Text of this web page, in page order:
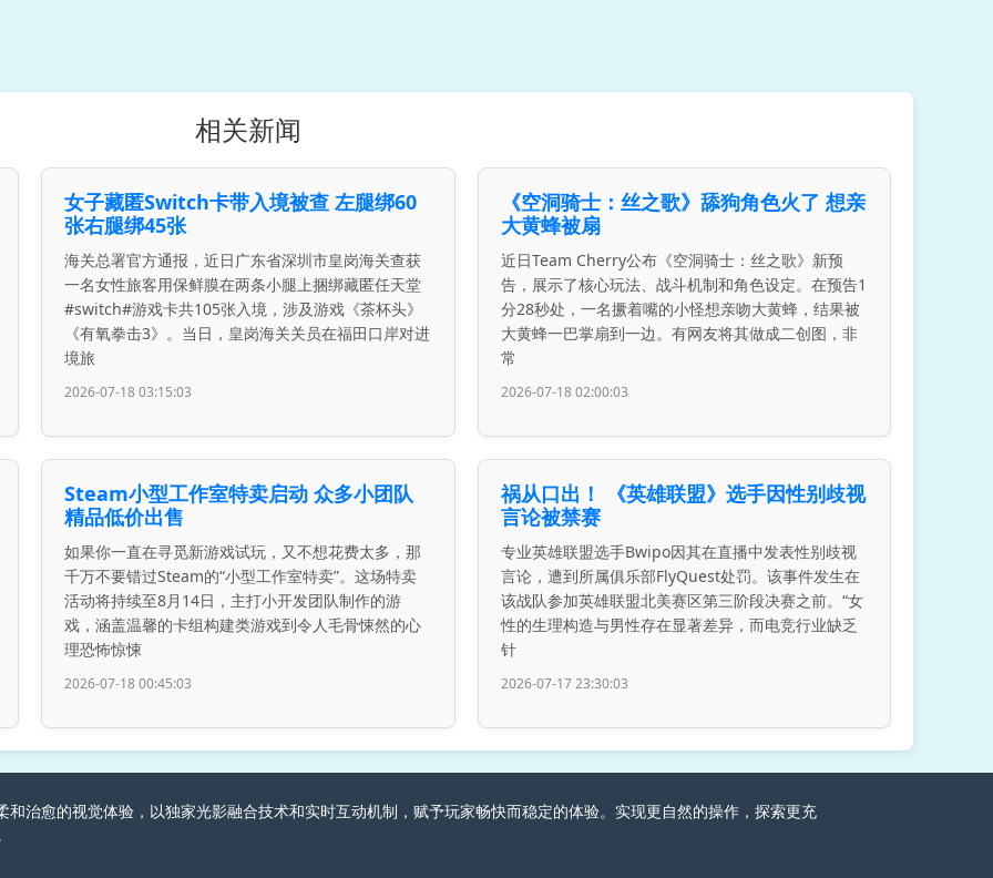
相关新闻
女子藏匿Switch卡带入境被查 左腿绑60
张右腿绑45张
海关总署官方通报，近日广东省深圳市皇岗海关查获
一名女性旅客用保鲜膜在两条小腿上捆绑藏匿任天堂
#switch#游戏卡共105张入境，涉及游戏《茶杯头》
《有氧拳击3》。当日，皇岗海关关员在福田口岸对进
境旅
2026-07-18 03:15:03
《空洞骑士：丝之歌》舔狗角色火了 想亲
大黄蜂被扇
近日Team Cherry公布《空洞骑士：丝之歌》新预
告，展示了核心玩法、战斗机制和角色设定。在预告1
分28秒处，一名撅着嘴的小怪想亲吻大黄蜂，结果被
大黄蜂一巴掌扇到一边。有网友将其做成二创图，非
常
2026-07-18 02:00:03
Steam小型工作室特卖启动 众多小团队
精品低价出售
如果你一直在寻觅新游戏试玩，又不想花费太多，那
千万不要错过Steam的“小型工作室特卖”。这场特卖
活动将持续至8月14日，主打小开发团队制作的游
戏，涵盖温馨的卡组构建类游戏到令人毛骨悚然的心
理恐怖惊悚
2026-07-18 00:45:03
祸从口出！ 《英雄联盟》选手因性别歧视
言论被禁赛
专业英雄联盟选手Bwipo因其在直播中发表性别歧视
言论，遭到所属俱乐部FlyQuest处罚。该事件发生在
该战队参加英雄联盟北美赛区第三阶段决赛之前。“女
性的生理构造与男性存在显著差异，而电竞行业缺乏
针
2026-07-17 23:30:03
治愈的视觉体验，以独家光影融合技术和实时互动机制，赋予玩家畅快而稳定的体验。实现更自然的操作，探索更充